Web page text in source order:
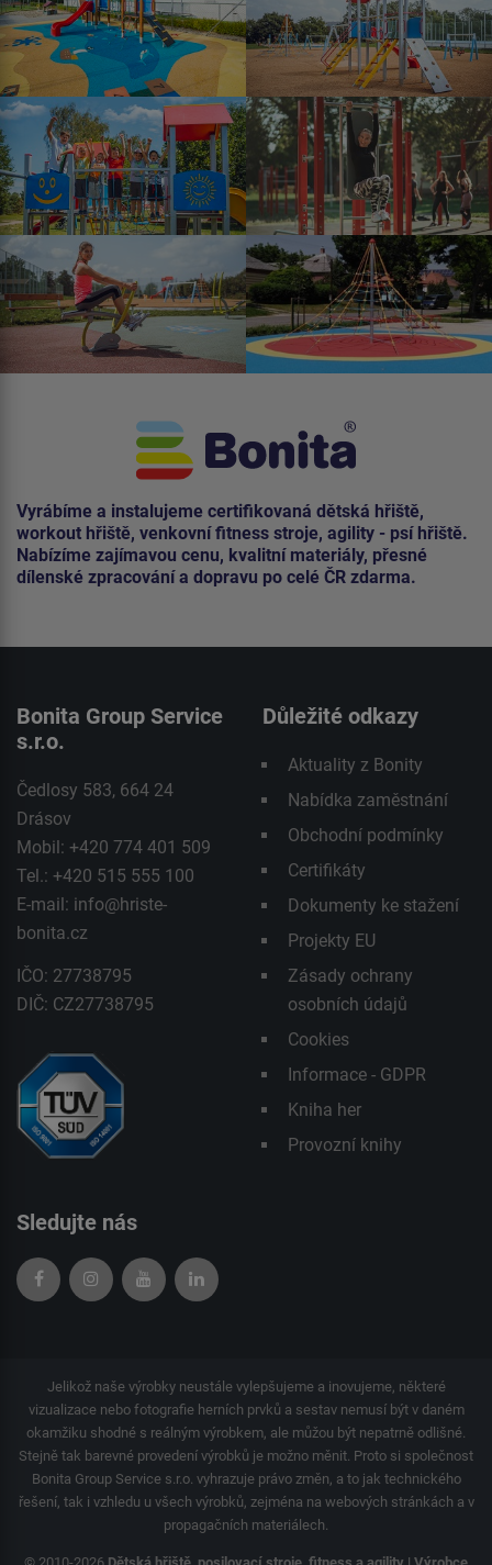
Vyrábíme a instalujeme certifikovaná dětská hřiště,
workout hřiště, venkovní fitness stroje, agility - psí hřiště.
Nabízíme zajímavou cenu, kvalitní materiály, přesné
dílenské zpracování a dopravu po celé ČR zdarma.
Bonita Group Service
s.r.o.
Čedlosy 583, 664 24
Drásov
Mobil: +420 774 401 509
Tel.: +420 515 555 100
E-mail: info@hriste-
bonita.cz
IČO: 27738795
DIČ: CZ27738795
Důležité odkazy
Aktuality z Bonity
Nabídka zaměstnání
Obchodní podmínky
Certifikáty
Dokumenty ke stažení
Projekty EU
Zásady ochrany
osobních údajů
Cookies
Informace - GDPR
Kniha her
Provozní knihy
Sledujte nás
Jelikož naše výrobky neustále vylepšujeme a inovujeme, některé
vizualizace nebo fotografie herních prvků a sestav nemusí být v daném
okamžiku shodné s reálným výrobkem, ale můžou být nepatrně odlišné.
Stejně tak barevné provedení výrobků je možno měnit. Proto si společnost
Bonita Group Service s.r.o. vyhrazuje právo změn, a to jak technického
řešení, tak i vzhledu u všech výrobků, zejména na webových stránkách a v
propagačních materiálech.